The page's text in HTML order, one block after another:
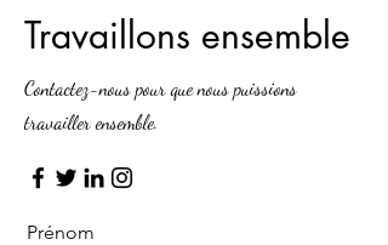
Travaillons ensemble
Contactez-nous pour que nous puissions
travailler ensemble.
Prénom